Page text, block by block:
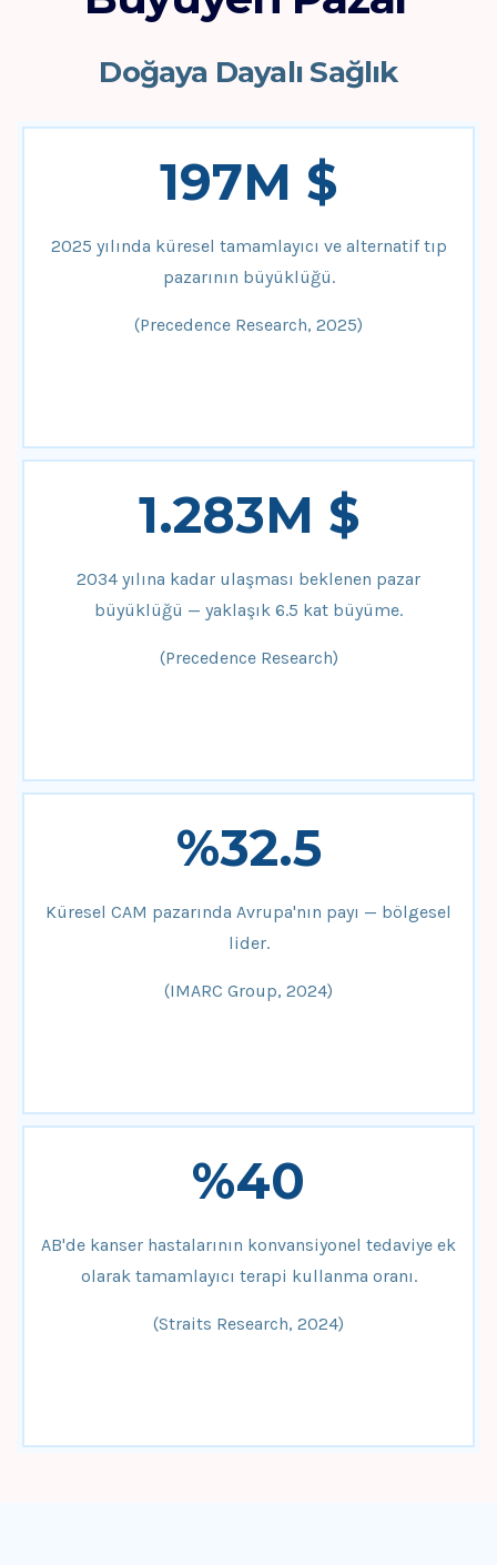
Doğaya Dayalı Sağlık
197M $
2025 yılında küresel tamamlayıcı ve alternatif tıp
pazarının büyüklüğü.
(Precedence Research, 2025)
1.283M $
2034 yılına kadar ulaşması beklenen pazar
büyüklüğü — yaklaşık 6.5 kat büyüme.
(Precedence Research)
%32.5
Küresel CAM pazarında Avrupa'nın payı — bölgesel
lider.
(IMARC Group, 2024)
%40
AB'de kanser hastalarının konvansiyonel tedaviye ek
olarak tamamlayıcı terapi kullanma oranı.
(Straits Research, 2024)